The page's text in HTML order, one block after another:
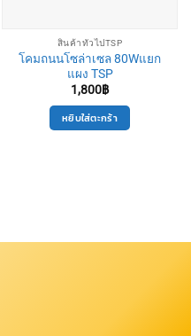
สินค้าทั่วไปTSP
โคมถนนโซล่าเซล 80Wแยก
แผง TSP
1,800฿
หยิบใส่ตะกร้า